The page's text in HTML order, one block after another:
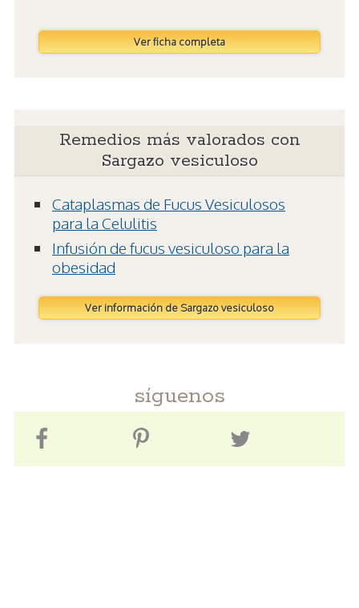
Ver ficha completa
Remedios más valorados con
Sargazo vesiculoso
Cataplasmas de Fucus Vesiculosos
para la Celulitis
Infusión de fucus vesiculoso para la
obesidad
Ver información de Sargazo vesiculoso
síguenos